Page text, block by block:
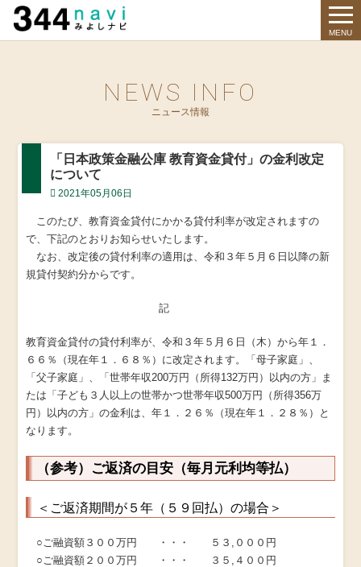
MENU
NEWS INFO
ニュース情報
「日本政策金融公庫 教育資金貸付」の金利改定
について
2021年05月06日
このたび、教育資金貸付にかかる貸付利率が改定されますの
で、下記のとおりお知らせいたします。
なお、改定後の貸付利率の適用は、令和３年５月６日以降の新
規貸付契約分からです。
記
教育資金貸付の貸付利率が、令和３年５月６日（木）から年１．
６６％（現在年１．６８％）に改定されます。「母子家庭」、
「父子家庭」、「世帯年収200万円（所得132万円）以内の方」ま
たは「子ども３人以上の世帯かつ世帯年収500万円（所得356万
円）以内の方」の金利は、年１．２６％（現在年１．２８％）と
なります。
（参考）ご返済の目安（毎月元利均等払）
＜ご返済期間が５年（５９回払）の場合＞
○ご融資額３００万円 ・・・ ５３,０００円
○ご融資額２００万円 ・・・ ３５,４００円